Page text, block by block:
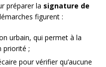
préparer la signature de
figurent :
urbain, qui permet à la
priorité ;
pour vérifier qu’aucune